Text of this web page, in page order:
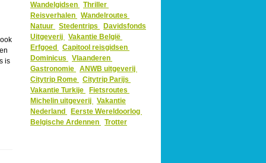
is
Wandelgidsen
Thriller
Reisverhalen
Wandelroutes
Natuur
Stedentrips
Davidsfonds
Uitgeverij
Vakantie België
Erfgoed
Capitool reisgidsen
Dominicus
Vlaanderen
Gastronomie
ANWB uitgeverij
Citytrip Rome
Citytrip Parijs
Vakantie Turkije
Fietsroutes
Michelin uitgeverij
Vakantie
Nederland
Eerste Wereldoorlog
Belgische Ardennen
Trotter